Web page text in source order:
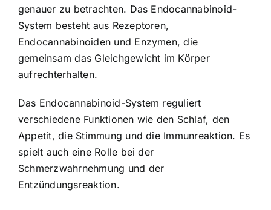
genauer zu betrachten. Das Endocannabinoid-
System besteht aus Rezeptoren,
Endocannabinoiden und Enzymen, die
gemeinsam das Gleichgewicht im Körper
aufrechterhalten.
Das Endocannabinoid-System reguliert
verschiedene Funktionen wie den Schlaf, den
Appetit, die Stimmung und die Immunreaktion. Es
spielt auch eine Rolle bei der
Schmerzwahrnehmung und der
Entzündungsreaktion.